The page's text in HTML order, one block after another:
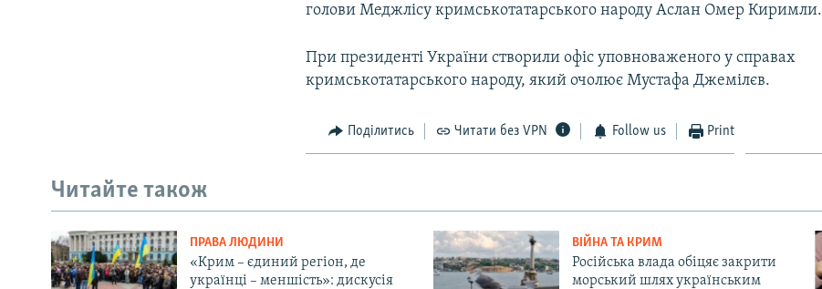
голови Меджлісу кримськотатарського народу Аслан Омер Киримли.
При президенті України створили офіс уповноваженого у справах
кримськотатарського народу, який очолює Мустафа Джемілєв.
Поділитись Читати без VPN Follow us Print
Читайте також
ПРАВА ЛЮДИНИ
«Крим – єдиний регіон, де
українці – меншість»: дискусія
ВІЙНА ТА КРИМ
Російська влада обіцяє закрити
морський шлях українським